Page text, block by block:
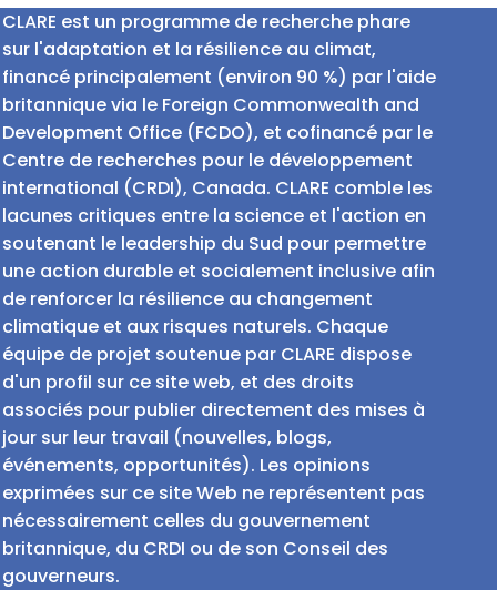
CLARE est un programme de recherche phare
sur l'adaptation et la résilience au climat,
financé principalement (environ 90 %) par l'aide
britannique via le Foreign Commonwealth and
Development Office (FCDO), et cofinancé par le
Centre de recherches pour le développement
international (CRDI), Canada. CLARE comble les
lacunes critiques entre la science et l'action en
soutenant le leadership du Sud pour permettre
une action durable et socialement inclusive afin
de renforcer la résilience au changement
climatique et aux risques naturels. Chaque
équipe de projet soutenue par CLARE dispose
d'un profil sur ce site web, et des droits
associés pour publier directement des mises à
jour sur leur travail (nouvelles, blogs,
événements, opportunités). Les opinions
exprimées sur ce site Web ne représentent pas
nécessairement celles du gouvernement
britannique, du CRDI ou de son Conseil des
gouverneurs.